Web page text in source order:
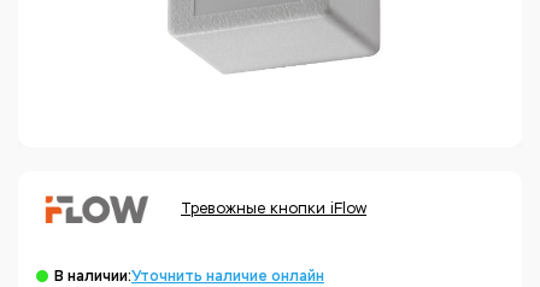
Тревожные кнопки iFlow
В наличии:Уточнить наличие онлайн